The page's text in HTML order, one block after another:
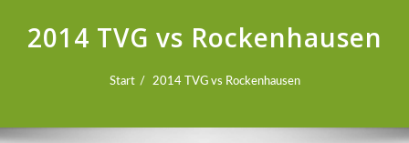
2014 TVG vs Rockenhausen
Start 2014 TVG vs Rockenhausen